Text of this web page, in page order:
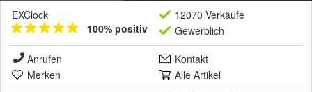
EXClock
100% positiv
12070 Verkäufe
Gewerblich
Anrufen
Kontakt
Merken
Alle Artikel